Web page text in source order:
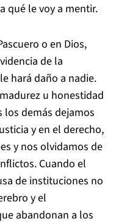
qué le voy a mentir.
o en Dios,
de la
hará daño a nadie.
u honestidad
demás dejamos
y en el derecho,
y nos olvidamos de
Cuando el
de instituciones no
y el
abandonan a los